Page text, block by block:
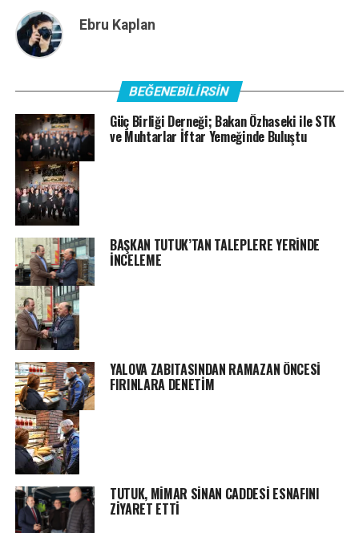
Ebru Kaplan
BEĞENEBILIRSIN
Güç Birliği Derneği; Bakan Özhaseki ile STK
ve Muhtarlar İftar Yemeğinde Buluştu
BAŞKAN TUTUK’TAN TALEPLERE YERİNDE
İNCELEME
YALOVA ZABITASINDAN RAMAZAN ÖNCESİ
FIRINLARA DENETİM
TUTUK, MİMAR SİNAN CADDESİ ESNAFINI
ZİYARET ETTİ